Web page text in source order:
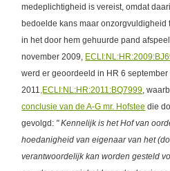
medeplichtigheid is vereist, omdat
bedoelde kans maar onzorgvuldigheid
in het door hem gehuurde pand
november 2009,
werd er geoordeeld in HR 6 september
2011,ECLI:NL:HR:2011:BQ7999,
conclusie van de A-G mr. Hofstee die
gevolgd: " Kennelijk is het Hof van
hoedanigheid van eigenaar van het
verantwoordelijk kan worden gesteld